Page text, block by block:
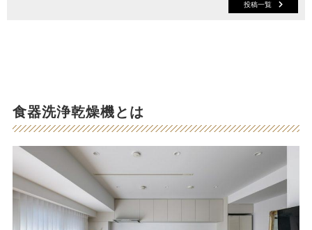
投稿一覧
食器洗浄乾燥機とは